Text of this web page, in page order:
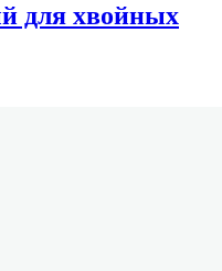
для хвойных